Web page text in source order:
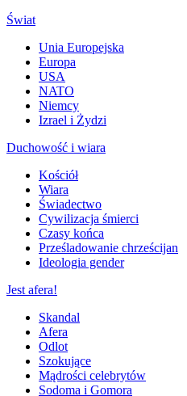
Świat
Unia Europejska
Europa
USA
NATO
Niemcy
Izrael i Żydzi
Duchowość i wiara
Kościół
Wiara
Świadectwo
Cywilizacja śmierci
Czasy końca
Prześladowanie chrześcijan
Ideologia gender
Jest afera!
Skandal
Afera
Odlot
Szokujące
Mądrości celebrytów
Sodoma i Gomora